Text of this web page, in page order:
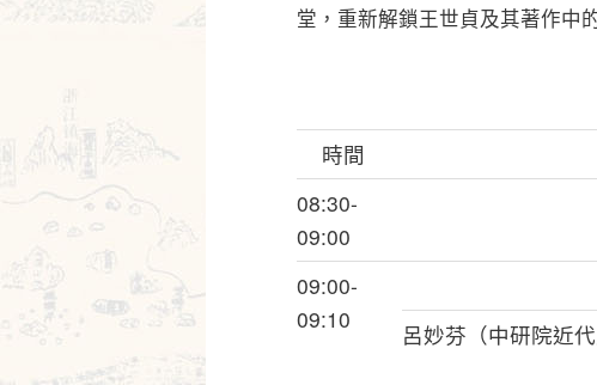
堂，重新解鎖王世貞及其著作中
時間
08:30-
09:00
09:00-
09:10
呂妙芬（中研院近